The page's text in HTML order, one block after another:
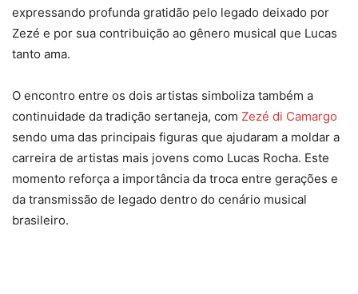
expressando profunda gratidão pelo legado deixado por
Zezé e por sua contribuição ao gênero musical que Lucas
tanto ama.
O encontro entre os dois artistas simboliza também a
continuidade da tradição sertaneja, com Zezé di Camargo
sendo uma das principais figuras que ajudaram a moldar a
carreira de artistas mais jovens como Lucas Rocha. Este
momento reforça a importância da troca entre gerações e
da transmissão de legado dentro do cenário musical
brasileiro.